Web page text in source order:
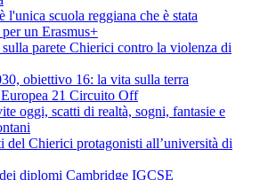
l'unica scuola reggiana che è stata
un Erasmus+
parete Chierici contro la violenza di
obiettivo 16: la vita sulla terra
21 Circuito Off
oggi, scatti di realtà, sogni, fantasie e
del Chierici protagonisti all’università di
diplomi Cambridge IGCSE